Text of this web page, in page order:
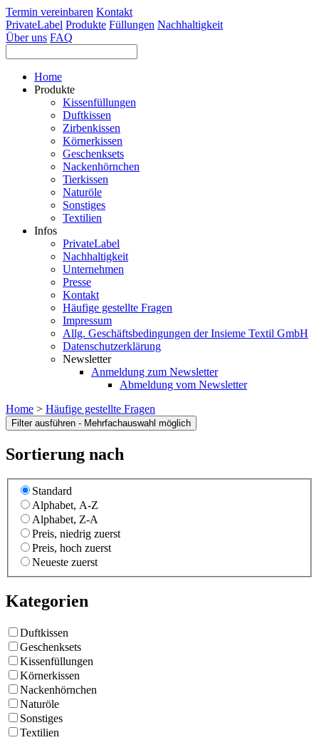
Termin vereinbaren Kontakt
PrivateLabel Produkte Füllungen Nachhaltigkeit
Über uns FAQ
Home
Produkte
Kissenfüllungen
Duftkissen
Zirbenkissen
Körnerkissen
Geschenksets
Nackenhörnchen
Tierkissen
Naturöle
Sonstiges
Textilien
Infos
PrivateLabel
Nachhaltigkeit
Unternehmen
Presse
Kontakt
Häufige gestellte Fragen
Impressum
Allg. Geschäftsbedingungen der Insieme Textil GmbH
Datenschutzerklärung
Newsletter
Anmeldung zum Newsletter
Abmeldung vom Newsletter
Home > Häufige gestellte Fragen
Sortierung nach
Standard
Alphabet, A-Z
Alphabet, Z-A
Preis, niedrig zuerst
Preis, hoch zuerst
Neueste zuerst
Kategorien
Duftkissen
Geschenksets
Kissenfüllungen
Körnerkissen
Nackenhörnchen
Naturöle
Sonstiges
Textilien